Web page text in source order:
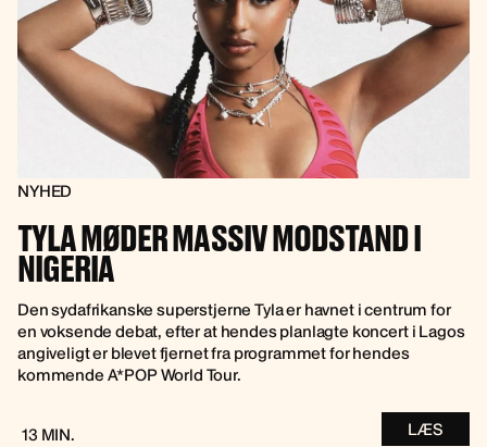
NYHED
TYLA MØDER MASSIV MODSTAND I
NIGERIA
Den sydafrikanske superstjerne Tyla er havnet i centrum for
en voksende debat, efter at hendes planlagte koncert i Lagos
angiveligt er blevet fjernet fra programmet for hendes
kommende A*POP World Tour.
13 MIN. LÆS